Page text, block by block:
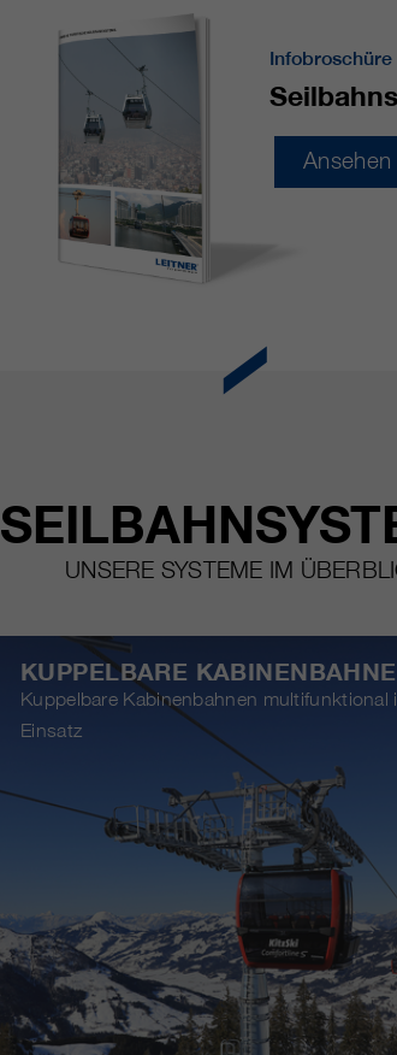
Infobroschüre
Ansehen
UNSERE SYSTEME IM
KUPPELBARE
Kuppelbare Kabinenbahnen multifunktional
Einsatz